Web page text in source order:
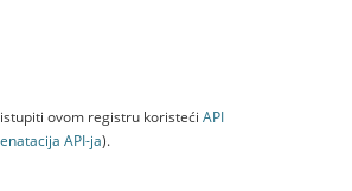
ovom registru koristeći API
API-jа).